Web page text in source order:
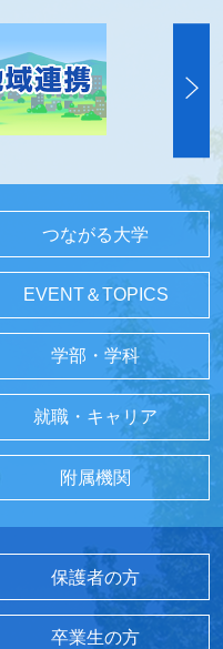
つながる大学
EVENT＆TOPICS
学部・学科
就職・キャリア
附属機関
保護者の方
卒業生の方